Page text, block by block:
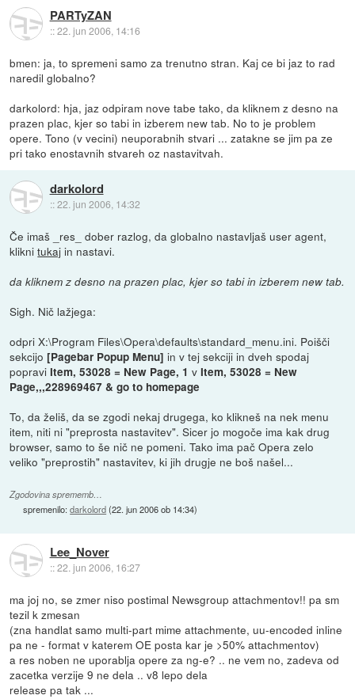
PARTyZAN
::22. jun 2006, 14:16
bmen: ja, to spremeni samo za trenutno stran. Kaj ce bi jaz to rad
naredil globalno?
darkolord: hja, jaz odpiram nove tabe tako, da kliknem z desno na
prazen plac, kjer so tabi in izberem new tab. No to je problem
opere. Tono (v vecini) neuporabnih stvari ... zatakne se jim pa ze
pri tako enostavnih stvareh oz nastavitvah.
darkolord
::22. jun 2006, 14:32
Če imaš _res_ dober razlog, da globalno nastavljaš user agent,
kliknitukaj in nastavi.
da kliknem z desno na prazen plac, kjer so tabi in izberem new tab.
Sigh. Nič lažjega:
odpri X:\Program Files\Opera\defaults\standard_menu.ini. Poišči
sekcijo [Pagebar Popup Menu] in v tej sekciji in dveh spodaj
popraviItem, 53028 = New Page, 1 vItem, 53028 = New
Page,,,228969467 & go to homepage
To, da želiš, da se zgodi nekaj drugega, ko klikneš na nek menu
item, niti ni "preprosta nastavitev". Sicer jo mogoče ima kak drug
browser, samo to še nič ne pomeni. Tako ima pač Opera zelo
veliko "preprostih" nastavitev, ki jih drugje ne boš našel...
Zgodovina sprememb…
spremenilo:darkolord(22. jun 2006 ob 14:34)
Lee_Nover
::22. jun 2006, 16:27
ma joj no, se zmer niso postimal Newsgroup attachmentov!! pa sm
tezil k zmesan
(zna handlat samo multi-part mime attachmente, uu-encoded inline
pa ne - format v katerem OE posta kar je >50% attachmentov)
a res noben ne uporablja opere za ng-e? .. ne vem no, zadeva od
zacetka verzije 9 ne dela .. v8 lepo dela
release pa tak ...